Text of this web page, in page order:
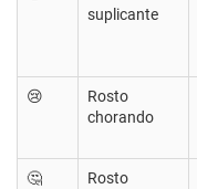
suplicante
😢
Rosto
chorando
🤔
Rosto